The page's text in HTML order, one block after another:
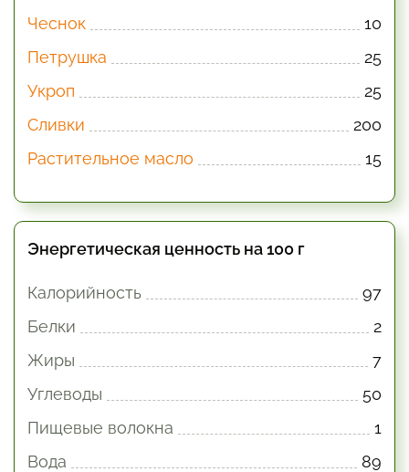
Чеснок
10
Петрушка
25
Укроп
25
Сливки
200
Растительное масло
15
Энергетическая ценность на 100 г
Калорийность
97
Белки
2
Жиры
7
Углеводы
50
Пищевые волокна
1
Вода
89